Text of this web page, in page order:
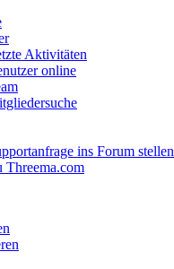
Aktivitäten
online
ins Forum stellen
Threema.com